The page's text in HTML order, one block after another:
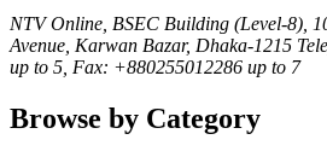
NTV Online, BSEC Building (Level-8),
Avenue, Karwan Bazar, Dhaka-1215
up to 5, Fax: +880255012286 up to 7
Browse by Category